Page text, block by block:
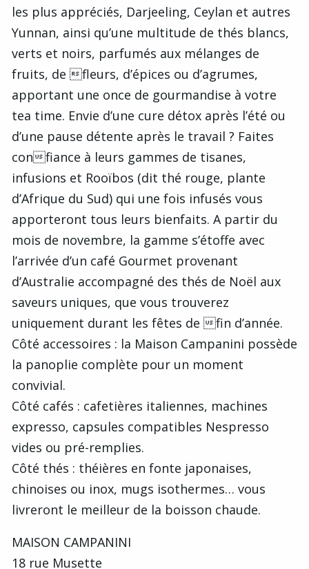
les plus appréciés, Darjeeling, Ceylan et autres
Yunnan, ainsi qu’une multitude de thés blancs,
verts et noirs, parfumés aux mélanges de
fruits, de fleurs, d’épices ou d’agrumes,
apportant une once de gourmandise à votre
tea time. Envie d’une cure détox après l’été ou
d’une pause détente après le travail ? Faites
confiance à leurs gammes de tisanes,
infusions et Rooïbos (dit thé rouge, plante
d’Afrique du Sud) qui une fois infusés vous
apporteront tous leurs bienfaits. A partir du
mois de novembre, la gamme s’étoffe avec
l’arrivée d’un café Gourmet provenant
d’Australie accompagné des thés de Noël aux
saveurs uniques, que vous trouverez
uniquement durant les fêtes de fin d’année.
Côté accessoires : la Maison Campanini possède
la panoplie complète pour un moment
convivial.
Côté cafés : cafetières italiennes, machines
expresso, capsules compatibles Nespresso
vides ou pré-remplies.
Côté thés : théières en fonte japonaises,
chinoises ou inox, mugs isothermes… vous
livreront le meilleur de la boisson chaude.
MAISON CAMPANINI
18 rue Musette